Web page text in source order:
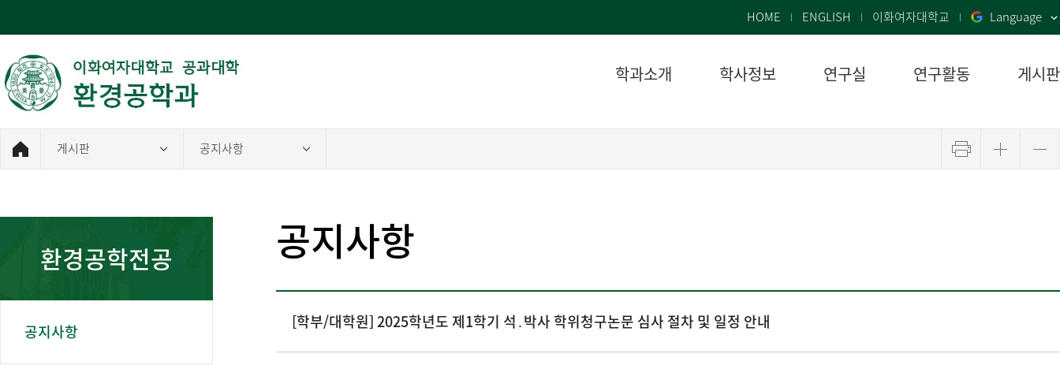
HOME ENGLISH 이화여자대학교 Language
학과소개 학사정보 연구실 연구활동 게시판
게시판 공지사항
환경공학전공
공지사항
공지사항
[학부/대학원] 2025학년도 제1학기 석․박사 학위청구논문 심사 절차 및 일정 안내